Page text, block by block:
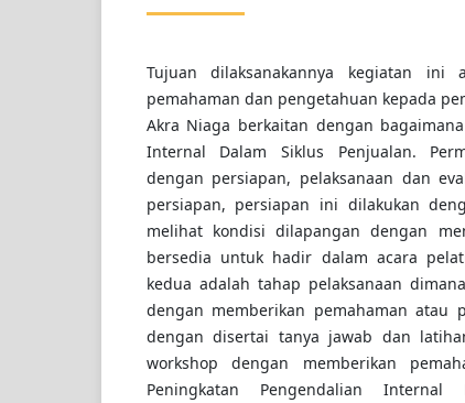
Tujuan dilaksanakannya kegiatan ini
pemahaman dan pengetahuan kepada
Akra Niaga berkaitan dengan
Internal Dalam Siklus Penjualan.
dengan persiapan, pelaksanaan dan
persiapan, persiapan ini dilakukan
melihat kondisi dilapangan dengan
bersedia untuk hadir dalam acara
kedua adalah tahap pelaksanaan
dengan memberikan pemahaman atau
dengan disertai tanya jawab dan
workshop dengan memberikan
Peningkatan Pengendalian Internal